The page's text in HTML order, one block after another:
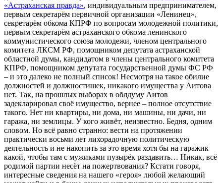
«Астраханская правда», индивидуальным предпринимателем,
первым секретарём первичной организации «Ленинец»,
секретарём обкома КПРФ по вопросам молодежной политики,
первым секретарём астраханского обкома ленинского
коммунистического союза молодежи, членом центрального
комитета ЛКСМ РФ, помощником депутата астраханской
областной думы, кандидатом в члены центрального комитета
КПРФ, помощником депутата государственной думы ФС РФ
– и это далеко не полный список! Несмотря на такое обилие
должностей и должностишек, никакого имущества у Аитова
нет. Так, на прошлых выборах в облдуму Аитов
задекларировал своё имущество, вернее – полное отсутствие
такого. Нет ни квартиры, ни дома, ни машины, ни дачи, ни
гаража, ни землицы. У кого живёт, неизвестно. Бедня, одним
словом. Но всё равно странно: вести на протяжении
практически восьми лет лихорадочную политическую
деятельность и не накопить за это время хотя бы на гаражик
какой, чтобы там с мужиками пузырёк раздавить… Никак, всё
родимой партии несёт на пожертвования? Кстати говоря,
интересные сведения на нашего «героя» любой желающий